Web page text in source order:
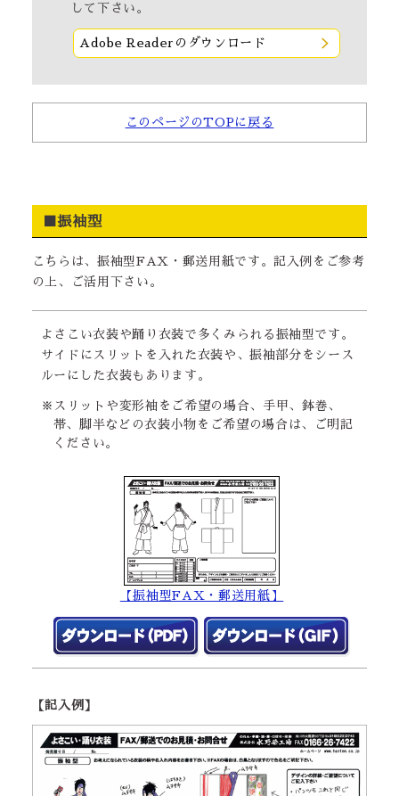
して下さい。
Adobe Readerのダウンロード
このページのTOPに戻る
■振袖型
こちらは、振袖型FAX・郵送用紙です。記入例をご参考
の上、ご活用下さい。
よさこい衣装や踊り衣装で多くみられる振袖型です。
サイドにスリットを入れた衣装や、振袖部分をシース
ルーにした衣装もあります。
※スリットや変形袖をご希望の場合、手甲、鉢巻、
帯、脚半などの衣装小物をご希望の場合は、ご明記
ください。
【振袖型FAX・郵送用紙】
【記入例】